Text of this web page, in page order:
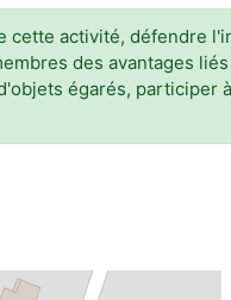
activité, défendre
des avantages
égarés, participer